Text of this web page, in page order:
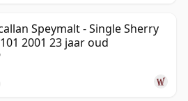
Speymalt - Single Sherry
2001 23 jaar oud